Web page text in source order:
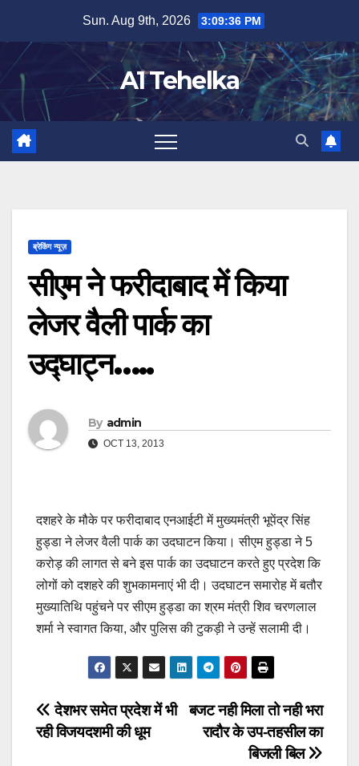
content
Sun. Aug 9th, 2026 3:09:36 PM
A1 Tehelka
ब्रेकिंग न्यूज़
सीएम ने फरीदाबाद में किया
लेजर वैली पार्क का
उद्घाट्न…..
By admin
OCT 13, 2013
दशहरे के मौके पर फरीदाबाद एनआईटी में मुख्यमंत्री भूपेंद्र सिंह
हुड्डा ने लेजर वैली पार्क का उदघाटन किया। सीएम हुड्डा ने 5
करोड़ की लागत से बने इस पार्क का उदघाटन करते हुए प्रदेश कि
लोगों को दशहरे की शुभकामनाएं भी दी। उदघाटन समारोह में बतौर
मुख्यातिथि पहुंचने पर सीएम हुड्डा का श्रम मंत्री शिव चरणलाल
शर्मा ने स्वागत किया, और पुलिस की टुकड़ी ने उन्हें सलामी दी।
Post
navigation
बजट नही मिला तो नही भरा
रादौर के उप-तहसील का
बिजली बिल
देशभर समेत प्रदेश में भी
रही विजयदशमी की धूम